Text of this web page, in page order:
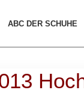
ABC DER SCHUHE